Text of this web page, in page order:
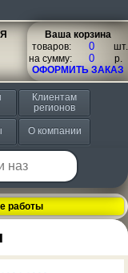
Ваша корзина
товаров:
шт.
на сумму:
p.
ОФОРМИТЬ ЗАКАЗ
Клиентам
регионов
О компании
работы